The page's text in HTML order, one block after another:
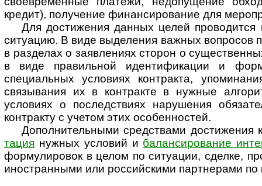
кредит), получение финан­сиро­вание для
Для достижения данных целей проводится
ситуацию. В виде выделения важных вопросов
в разделах о заявлениях сторон о
в виде правиль­ной иденти­фикации и
специальных условиях контракта,
связывания их в контракте в нужные
условиях о последствиях нарушения
контракту с учетом этих особенностей.
Дополнительными средствами достижения
тация нужных условий и балансирование
формулировок в целом по ситуации, сделке,
ино­стран­ными или рос­сий­скими партнерами по